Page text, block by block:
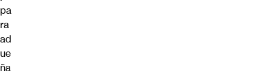
pa
ra
ad
ue
ña